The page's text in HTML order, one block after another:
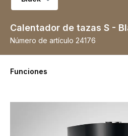
Calentador de tazas S -
Número de artículo 24176
Funciones